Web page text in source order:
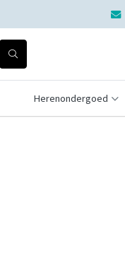
Herenondergoed